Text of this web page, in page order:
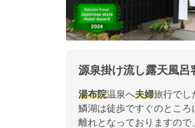
源泉掛け流し露天風呂
湯布院温泉へ夫婦旅行でし
鱗湖は徒歩ですぐのとこ
離れとなっておりますので